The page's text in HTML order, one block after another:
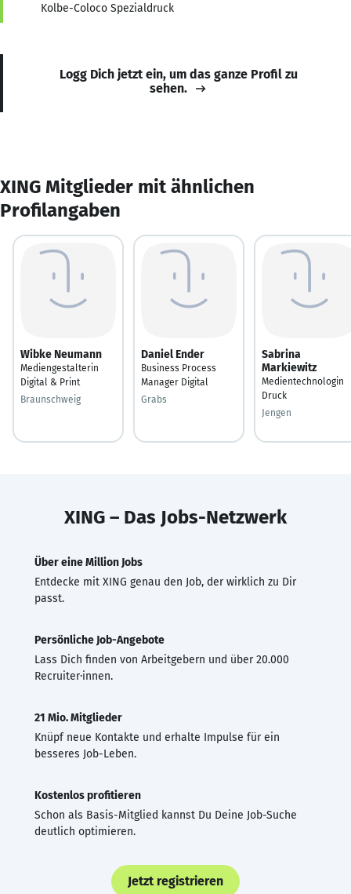
Kolbe-Coloco Spezialdruck
Logg Dich jetzt ein, um das ganze Profil zu
sehen.
XING Mitglieder mit ähnlichen
Profilangaben
Wibke Neumann
Mediengestalterin
Digital & Print
Braunschweig
Daniel Ender
Business Process
Manager Digital
Grabs
Sabrina
Markiewitz
Medientechnologin
Druck
Jengen
XING – Das Jobs-Netzwerk
Über eine Million Jobs
Entdecke mit XING genau den Job, der wirklich zu Dir
passt.
Persönliche Job-Angebote
Lass Dich finden von Arbeitgebern und über 20.000
Recruiter·innen.
21 Mio. Mitglieder
Knüpf neue Kontakte und erhalte Impulse für ein
besseres Job-Leben.
Kostenlos profitieren
Schon als Basis-Mitglied kannst Du Deine Job-Suche
deutlich optimieren.
Jetzt registrieren